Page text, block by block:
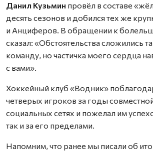
Данил Кузьмин провёл в составе
десять сезонов и добился тех же
и Анциферов. В обращении к
сказал: «Обстоятельства сложились
команду, но частичка моего сердца
с вами».
Хоккейный клуб «Водник»
четверых игроков за годы
социальных сетях и пожелал им
так и за его пределами.
Напомним, что ранее мы писали об